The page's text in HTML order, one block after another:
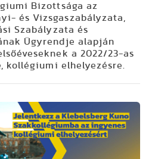
Bizottsága az
és Vizsgaszabályzata,
Szabályzata és
Ügyrendje alapján
a 2022/23-as
kollégiumi elhelyezésre.